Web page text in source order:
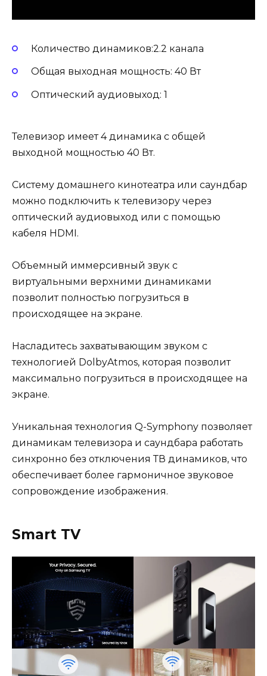
Количество динамиков:2.2 канала
Общая выходная мощность: 40 Вт
Оптический аудиовыход: 1
Телевизор имеет 4 динамика с общей
выходной мощностью 40 Вт.
Систему домашнего кинотеатра или саундбар
можно подключить к телевизору через
оптический аудиовыход или с помощью
кабеля HDMI.
Объемный иммерсивный звук с
виртуальными верхними динамиками
позволит полностью погрузиться в
происходящее на экране.
Насладитесь захватывающим звуком с
технологией DolbyAtmos, которая позволит
максимально погрузиться в происходящее на
экране.
Уникальная технология Q-Symphony позволяет
динамикам телевизора и саундбара работать
синхронно без отключения ТВ динамиков, что
обеспечивает более гармоничное звуковое
сопровождение изображения.
Smart TV